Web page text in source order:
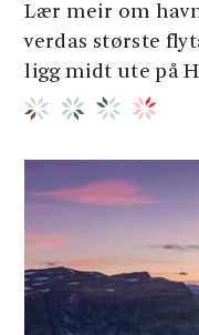
Lær meir om
verdas største
ligg midt ute på